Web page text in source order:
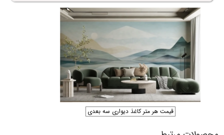
قیمت هر متر کاغذ دیواری سه بعدی